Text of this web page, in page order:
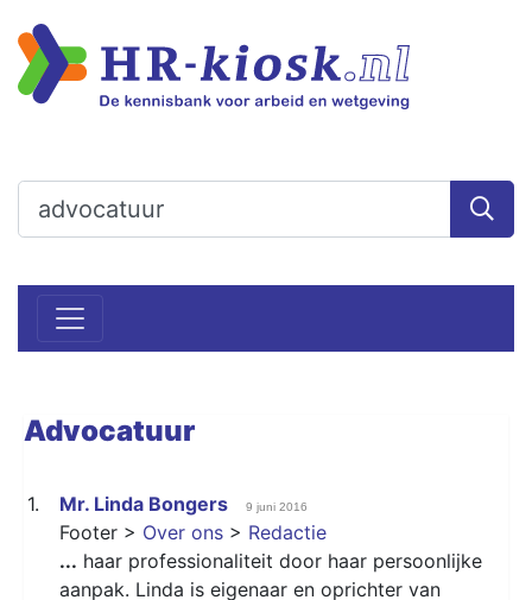
Advocatuur
1. Mr. Linda Bongers 9 juni 2016
Footer > Over ons > Redactie
... haar professionaliteit door haar persoonlijke
aanpak. Linda is eigenaar en oprichter van